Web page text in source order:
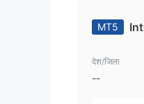
MT5
देश/जिला
--